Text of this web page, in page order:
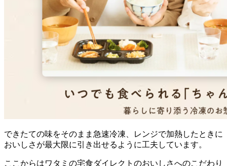
できたての味をそのまま急速冷凍、レンジで加熱したときに
おいしさが最大限に引き出せるように工夫 しています。
ここからはワタミの宅食ダイレクトのおいしさへのこだわり